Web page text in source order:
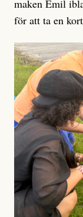
maken Emil
för att ta en